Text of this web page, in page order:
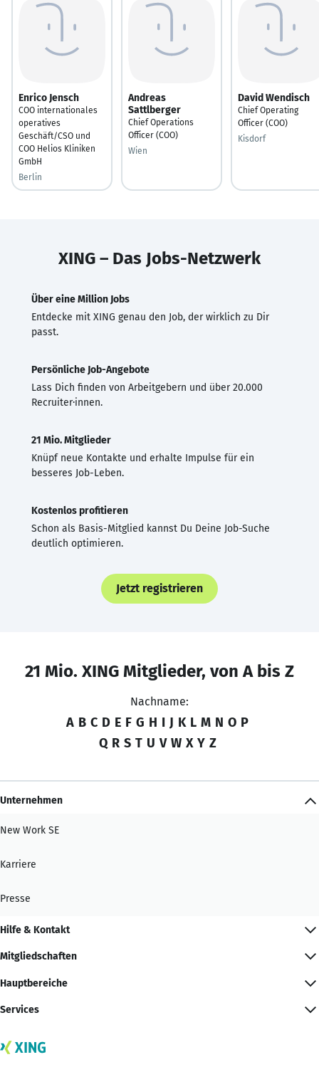
Enrico Jensch
COO internationales
operatives
Geschäft/CSO und
COO Helios Kliniken
GmbH
Berlin
Andreas
Sattlberger
Chief Operations
Officer (COO)
Wien
David Wendisch
Chief Operating
Officer (COO)
Kisdorf
XING – Das Jobs-Netzwerk
Über eine Million Jobs
Entdecke mit XING genau den Job, der wirklich zu Dir
passt.
Persönliche Job-Angebote
Lass Dich finden von Arbeitgebern und über 20.000
Recruiter·innen.
21 Mio. Mitglieder
Knüpf neue Kontakte und erhalte Impulse für ein
besseres Job-Leben.
Kostenlos profitieren
Schon als Basis-Mitglied kannst Du Deine Job-Suche
deutlich optimieren.
Jetzt registrieren
21 Mio. XING Mitglieder, von A bis Z
Nachname:
A B C D E F G H I J K L M N O P
Q R S T U V W X Y Z
Unternehmen
New Work SE
Karriere
Presse
Hilfe & Kontakt
Mitgliedschaften
Hauptbereiche
Services